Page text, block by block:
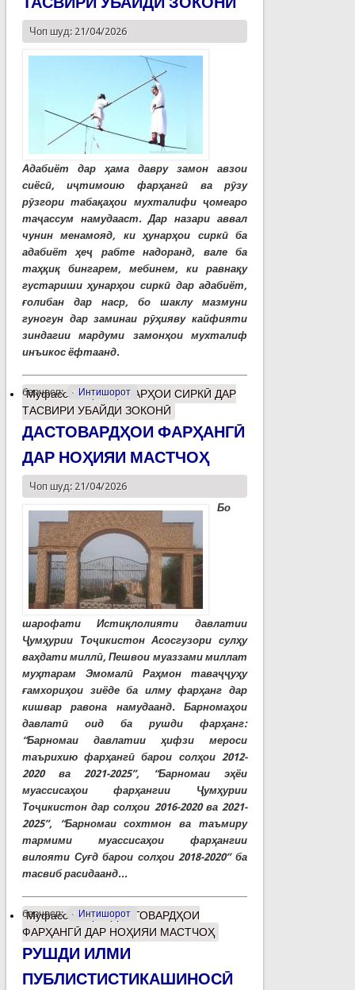
Чоп шуд: 21/04/2026
Адабиёт дар ҳама давру замон авзои
сиёсӣ, иҷтимоию фарҳангӣ ва рӯзу
рӯзгори табақаҳои мухталифи ҷомеаро
таҷассум намудааст. Дар назари аввал
чунин менамояд, ки ҳунарҳои сиркӣ ба
адабиёт ҳеҷ рабте надоранд, вале ба
таҳқиқ бингарем, мебинем, ки равнақу
густариши ҳунарҳои сиркӣ дар адабиёт,
ғолибан дар наср, бо шаклу мазмуни
гуногун дар заминаи рӯҳияву кайфияти
зиндагии мардуми замонҳои мухталиф
инъикос ёфтаанд.
барчасп: Интишорот
Муфассалтаро ҲУНАРҲОИ СИРКӢ ДАР
ТАСВИРИ УБАЙДИ ЗОКОНӢ
ДАСТОВАРДҲОИ ФАРҲАНГӢ
ДАР НОҲИЯИ МАСТЧОҲ
Чоп шуд: 21/04/2026
Бо
шарофати Истиқлолияти давлатии
Ҷумҳурии Тоҷикистон Асосгузори сулҳу
ваҳдати миллӣ, Пешвои муаззами миллат
муҳтарам Эмомалӣ Раҳмон таваҷҷуҳу
ғамхориҳои зиёде ба илму фарҳанг дар
кишвар равона намудаанд. Барномаҳои
давлатӣ оид ба рушди фарҳанг:
“Барномаи давлатии ҳифзи мероси
таърихию фарҳангӣ барои солҳои 2012-
2020 ва 2021-2025”, “Барномаи эҳёи
муассисаҳои фарҳангии Ҷумҳурии
Тоҷикистон дар солҳои 2016-2020 ва 2021-
2025”, “Барномаи сохтмон ва таъмиру
тармими муассисаҳои фарҳангии
вилояти Суғд барои солҳои 2018-2020” ба
тасвиб расидаанд...
барчасп: Интишорот
Муфассалтаро ДАСТОВАРДҲОИ
ФАРҲАНГӢ ДАР НОҲИЯИ МАСТЧОҲ
РУШДИ ИЛМИ
ПУБЛИСТИСТИКАШИНОСӢ